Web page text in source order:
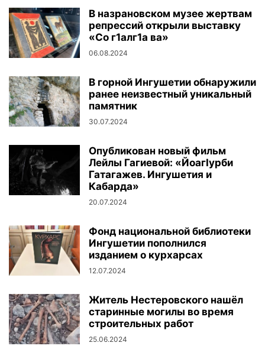
В назрановском музее жертвам
репрессий открыли выставку
«Со г1алг1а ва»
06.08.2024
В горной Ингушетии обнаружили
ранее неизвестный уникальный
памятник
30.07.2024
Опубликован новый фильм
Лейлы Гагиевой: «ЙоагIурби
Гатагажев. Ингушетия и
Кабарда»
20.07.2024
Фонд национальной библиотеки
Ингушетии пополнился
изданием о курхарсах
12.07.2024
Житель Нестеровского нашёл
старинные могилы во время
строительных работ
25.06.2024